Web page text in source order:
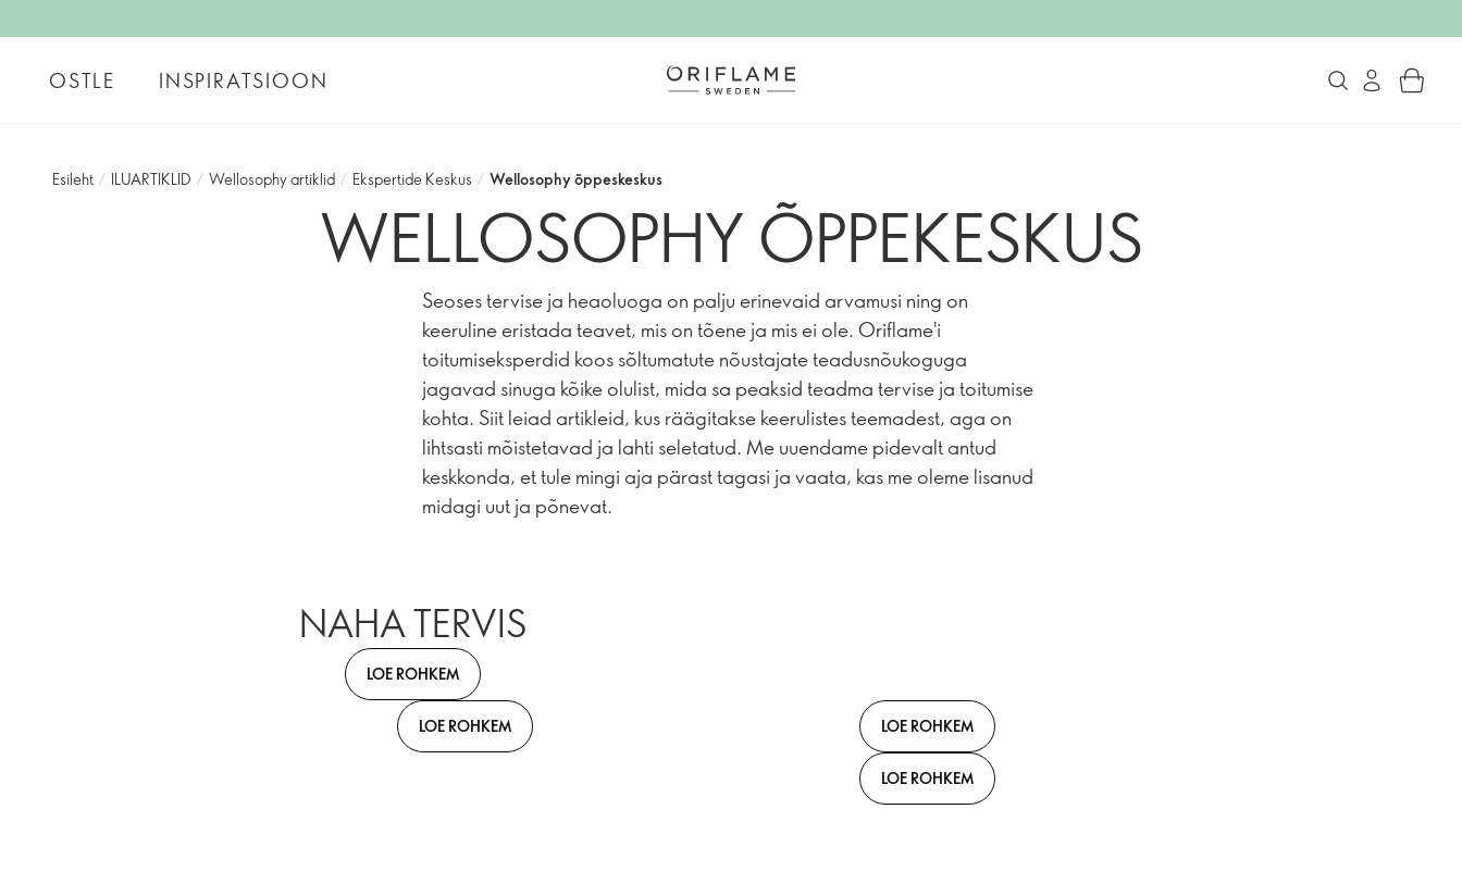
OSTLE INSPIRATSIOON
Esileht / ILUARTIKLID / Wellosophy artiklid / Ekspertide Keskus / Wellosophy õppeskeskus
WELLOSOPHY ÕPPEKESKUS
Seoses tervise ja heaoluoga on palju erinevaid arvamusi ning on
keeruline eristada teavet, mis on tõene ja mis ei ole. Oriflame'i
toitumiseksperdid koos sõltumatute nõustajate teadusnõukoguga
jagavad sinuga kõike olulist, mida sa peaksid teadma tervise ja toitumise
kohta. Siit leiad artikleid, kus räägitakse keerulistes teemadest, aga on
lihtsasti mõistetavad ja lahti seletatud. Me uuendame pidevalt antud
keskkonda, et tule mingi aja pärast tagasi ja vaata, kas me oleme lisanud
midagi uut ja põnevat.
NAHA TERVIS
LOE ROHKEM
LOE ROHKEM LOE ROHKEM
LOE ROHKEM